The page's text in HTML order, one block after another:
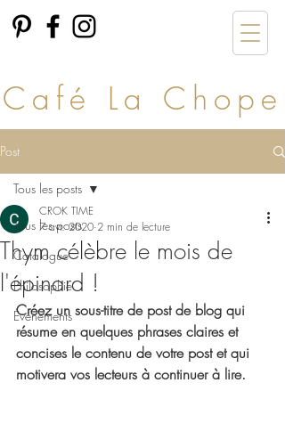
Café La Chope
Post
Tous les posts
Catalogue
Philosophie
Événements
Tous les posts
Thym célèbre le mois de
l'épinard !
CROK TIME
7 avr. 2020 2 min de lecture
Créez un sous-titre de post de blog qui
résume en quelques phrases claires et
concises le contenu de votre post et qui
motivera vos lecteurs à continuer à lire.